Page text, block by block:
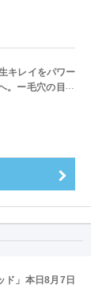
トリビュート動
キレイをパワー
。ー毛穴の目立
なり始めた方
ド」本日8月7日